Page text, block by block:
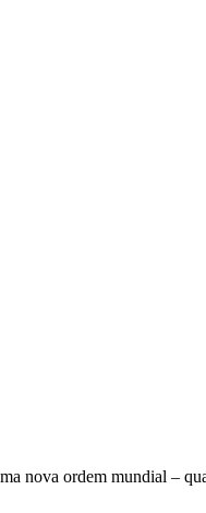
nova ordem mundial –